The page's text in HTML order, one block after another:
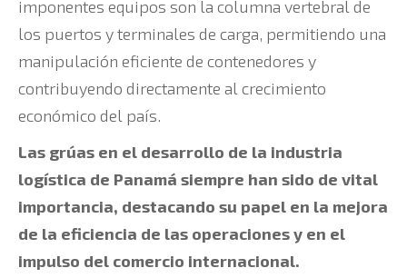
imponentes equipos son la columna vertebral de
los puertos y terminales de carga, permitiendo una
manipulación eficiente de contenedores y
contribuyendo directamente al crecimiento
económico del país.
Las grúas en el desarrollo de la industria
logística de Panamá siempre han sido de vital
importancia, destacando su papel en la mejora
de la eficiencia de las operaciones y en el
impulso del comercio internacional.